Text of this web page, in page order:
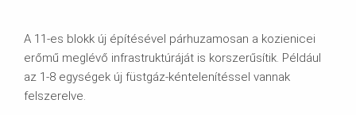
A 11-es blokk új építésével párhuzamosan a kozienicei
erőmű meglévő infrastruktúráját is korszerűsítik. Például
az 1-8 egységek új füstgáz-kéntelenítéssel vannak
felszerelve.